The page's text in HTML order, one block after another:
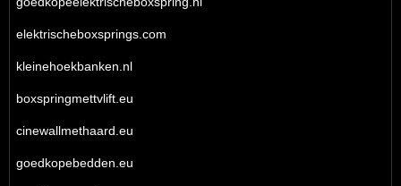
elektrischeboxsprings.com
kleinehoekbanken.nl
boxspringmettvlift.eu
cinewallmethaard.eu
goedkopebedden.eu